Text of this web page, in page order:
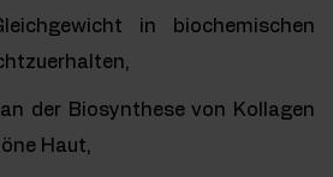
in biochemischen
der Biosynthese von Kollagen
Haut,